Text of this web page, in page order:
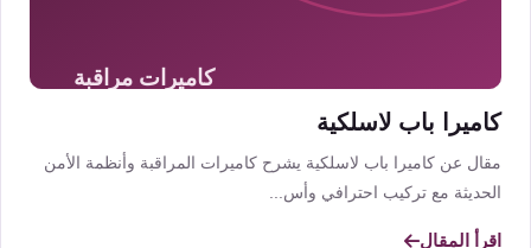
كاميرا باب لاسلكية
مقال عن كاميرا باب لاسلكية يشرح كاميرات المراقبة وأنظمة الأمن
الحديثة مع تركيب احترافي وأس...
اقرأ المقال